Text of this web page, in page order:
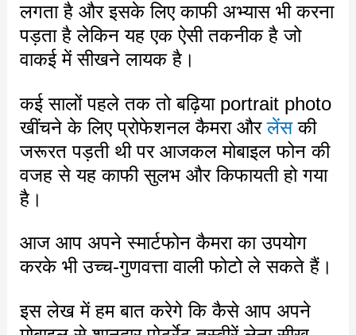
लगता है और इसके लिए काफी अभ्यास भी करना
पड़ता है लेकिन यह एक ऐसी तकनीक है जो
वाकई में सीखने लायक है।
कई सालों पहले तक तो बढ़िया portrait photo
खींचने के लिए प्रोफेशनल कैमरा औरलेंसकी
जरूरत पड़ती थी पर आजकल मोबाइल फोन की
वजह से यह काफी सुलभ और किफायती हो गया
है।
आज आप अपने स्मार्टफोन कैमरा का उपयोग
करके भी उच्च-गुणवत्ता वाली फोटो ले सकते हैं।
इस लेख में हम बात करेगे कि कैसे आप अपने